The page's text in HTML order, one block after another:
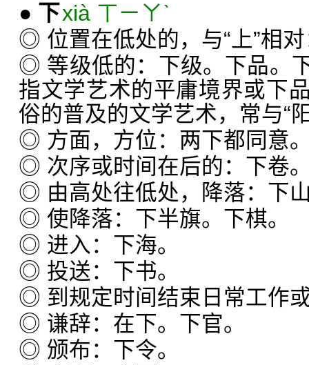
● 下xià ㄒㄧㄚˋ
◎ 位置在低处的，与“上”相
◎ 等级低的：下级。下品。
指文学艺术的平庸境界或下
俗的普及的文学艺术，常与“
◎ 方面，方位：两下都同意
◎ 次序或时间在后的：下卷
◎ 由高处往低处，降落：下
◎ 使降落：下半旗。下棋。
◎ 进入：下海。
◎ 投送：下书。
◎ 到规定时间结束日常工作
◎ 谦辞：在下。下官。
◎ 颁布：下令。